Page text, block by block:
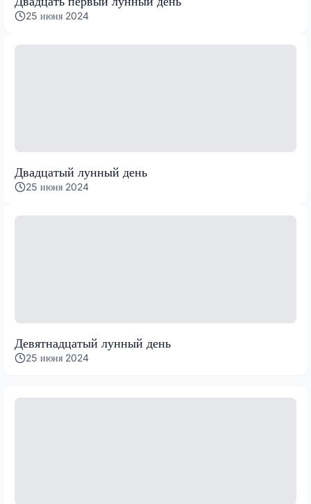
25 июня 2024
Двадцатый лунный день
25 июня 2024
Девятнадцатый лунный день
25 июня 2024